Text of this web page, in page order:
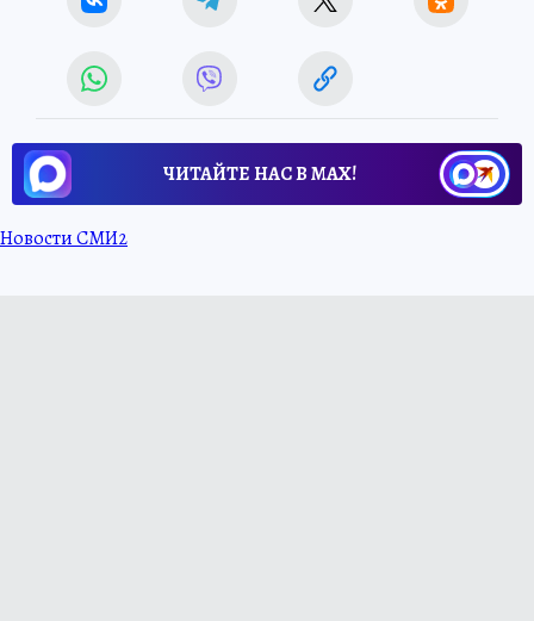
ЧИТАЙТЕ НАС В МАХ!
Новости СМИ2